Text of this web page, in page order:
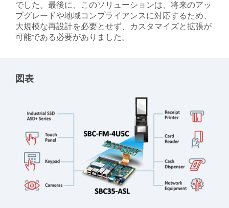
でした。最後に、このソリューションは、将来のアッ
プグレードや地域コンプライアンスに対応するため、
大規模な再設計を必要とせず、カスタマイズと拡張が
可能である必要がありました。
図表